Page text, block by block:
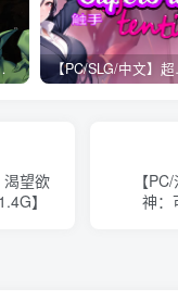
方中文版【3.3G】 【PC/
渴望欲
】
【
神：